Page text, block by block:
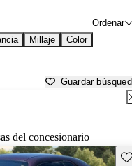
Ordenar
Millaje Color
Guardar
del concesionario